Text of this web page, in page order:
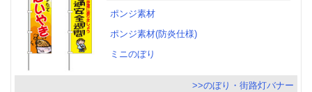
ポンジ素材
ポンジ素材(防炎仕様)
ミニのぼり
>>のぼり・街路灯バナー